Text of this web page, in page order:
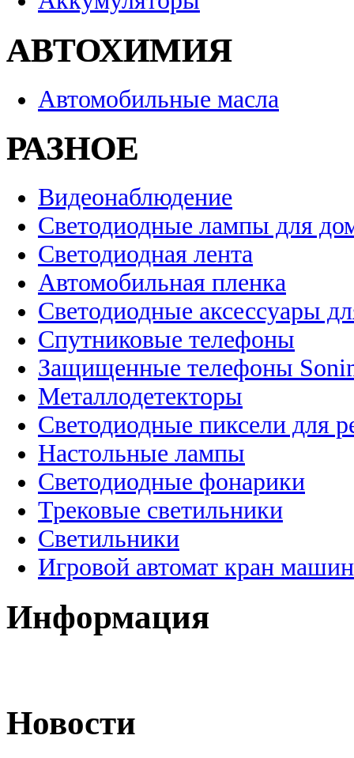
АВТОХИМИЯ
Автомобильные масла
РАЗНОЕ
Видеонаблюдение
Светодиодные лампы для
Светодиодная лента
Автомобильная пленка
Светодиодные аксессуары
Спутниковые телефоны
Защищенные телефоны
Металлодетекторы
Светодиодные пиксели для
Настольные лампы
Светодиодные фонарики
Трековые светильники
Светильники
Игровой автомат кран
Информация
Новости